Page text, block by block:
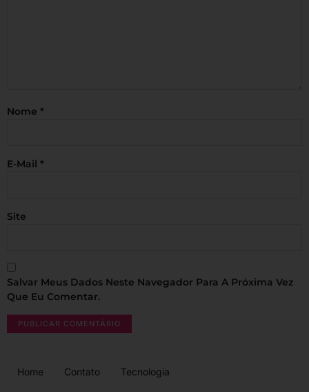
Nome *
E-Mail *
Site
Salvar Meus Dados Neste Navegador Para A Próxima Vez
Que Eu Comentar.
Home Contato Tecnologia